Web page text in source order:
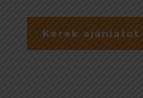
Kérek ajánlatot